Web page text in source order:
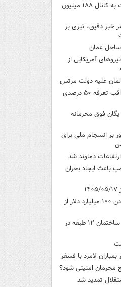
سکه در آستانه بازگشت به کانال ۱۸۸ میلیون
خبر دقیق، تیری بر
ساحل عمان
آمریکایی از
علیه دولت مرتس
هشدار کانادا درباره عواقب تعرفه ۵۰ درصدی
یگان فوق محرمانه
بر انسجام ملی برای
دماوند شد
باعث ایجاد بحران
ترامپ مجبور به پس‌دادن ۱۰۰ میلیارد دلار از
آتش سوزی مهیب یک ساختمان ۱۲ طبقه در
لامرد با فسفر
مجرمان امنیتی شود؟
تمدید شد